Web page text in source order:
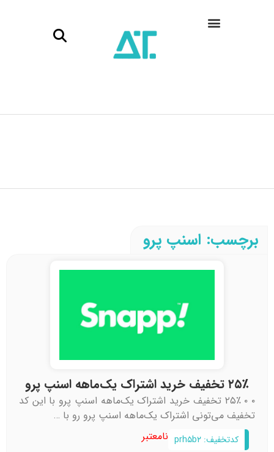
برچسب: اسنپ پرو
۲۵٪ تخفیف خرید اشتراک یک‌ماهه اسنپ پرو
۰ ۰ ۲۵٪ تخفیف خرید اشتراک یک‌ماهه اسنپ پرو با این کد
تخفیف می‌تونی اشتراک یک‌ماهه اسنپ پرو رو با …
کدتخفیف: prh۵b۲ نامعتبر